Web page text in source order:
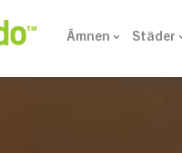
Ämnen Städer